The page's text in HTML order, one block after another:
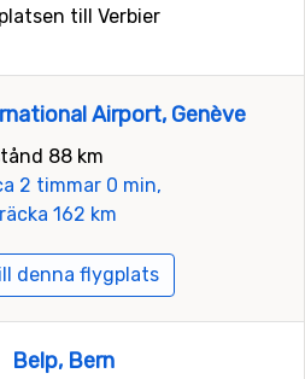
till Verbier
Airport, Genève
88 km
2 timmar 0 min,
162 km
denna flygplats
Belp, Bern